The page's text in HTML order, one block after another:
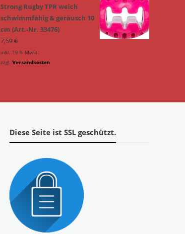
Strong Rugby TPR weich
schwimmfähig & geräusch 10
cm (Art.-Nr. 33476)
7,59€
inkl. 19 % MwSt.
zzgl. Versandkosten
Diese Seite ist SSL geschützt.